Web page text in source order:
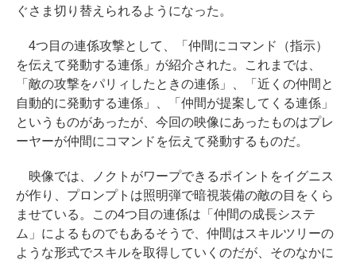
ぐさま切り替えられるようになった。
4つ目の連係攻撃として、「仲間にコマンド（指示）
を伝えて発動する連係」が紹介された。これまでは、
「敵の攻撃をパリィしたときの連係」、「近くの仲間と
自動的に発動する連係」、「仲間が提案してくる連係」
というものがあったが、今回の映像にあったものはプレ
ーヤーが仲間にコマンドを伝えて発動するものだ。
映像では、ノクトがワープできるポイントをイグニス
が作り、プロンプトは照明弾で暗視装備の敵の目をくら
ませている。この4つ目の連係は「仲間の成長システ
ム」によるものでもあるそうで、仲間はスキルツリーの
ような形式でスキルを取得していくのだが、そのなかに